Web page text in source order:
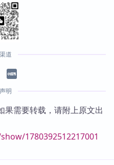
道
明
果需要转载，请附上原文出
1780392512217001